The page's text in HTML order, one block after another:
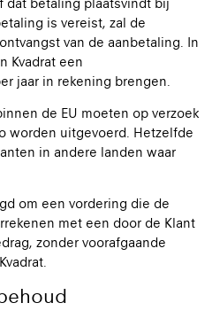
dat betaling plaatsvindt bij
is vereist, zal de
van de aanbetaling. In
Kvadrat een
jaar in rekening brengen.
de EU moeten op verzoek
worden uitgevoerd. Hetzelfde
in andere landen waar
om een vordering die de
met een door de Klant
zonder voorafgaande